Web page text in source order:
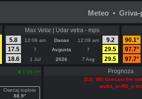
Meteo • Griva-
Max Vetar | Udar vetra - mps
5.8
12:09 am Danas 12:09 am
9.2
17.5
7 Avgusta 7
29.5
18.6
1 Jul 2026 7 Avg 29.5
90.1°
97.7°
97.7°
1:39 pm
Osećaj toplote
88.9°
Prognoza
(52): WU forecast file
wufct_sr-RS_e.txt